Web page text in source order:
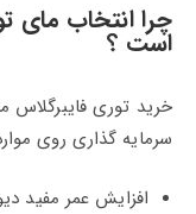
است ؟
خرید توری فایبرگلاس
سرمایه‌ گذاری روی
افزایش عمر مفید